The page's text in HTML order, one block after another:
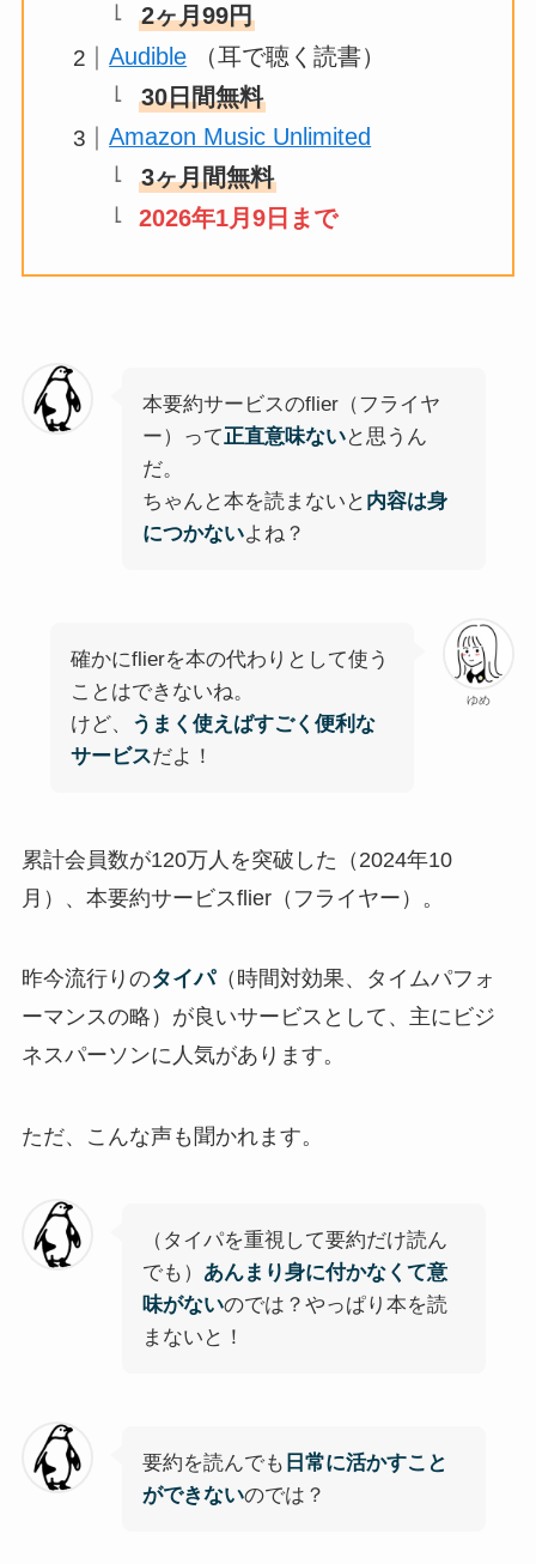
2ヶ月99円
Audible （耳で聴く読書）
30日間無料
Amazon Music Unlimited
3ヶ月間無料
2026年1月9日まで
本要約サービスのflier（フライヤ
ー）って正直意味ないと思うん
だ。
ちゃんと本を読まないと 内容は身
につかないよね？
ゆめ
確かにflierを本の代わりとして使う
ことはできないね。
けど、
うまく使えばすごく便利な
サービスだよ！
累計会員数が120万人を突破した（2024年10
月）、本要約サービスflier（フライヤー）。
昨今流行りのタイパ（時間対効果、タイムパフォ
ーマンスの略）が良いサービスとして、主にビジ
ネスパーソンに人気があります。
ただ、こんな声も聞かれます。
（タイパを重視して要約だけ読ん
でも） あんまり身に付かなくて意
味がないのでは？やっぱり本を読
まないと！
要約を読んでも 日常に活かすこと
ができないのでは？